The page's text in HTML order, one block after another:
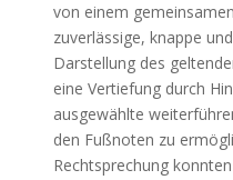
von einem
zuverlässige, knappe
Darstellung des
eine Vertiefung durch
ausgewählte
den Fußnoten zu
Rechtsprechung